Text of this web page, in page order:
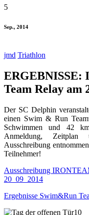
5
Sep., 2014
jmd Triathlon
ERGEBNISSE:
Team Relay am
Der SC Delphin
einen Swim & Run
Schwimmen und 42
Anmeldung, Zeitplan
Ausschreibung
Teilnehmer!
Ausschreibung
20_09_2014
Ergebnisse Swim&Run